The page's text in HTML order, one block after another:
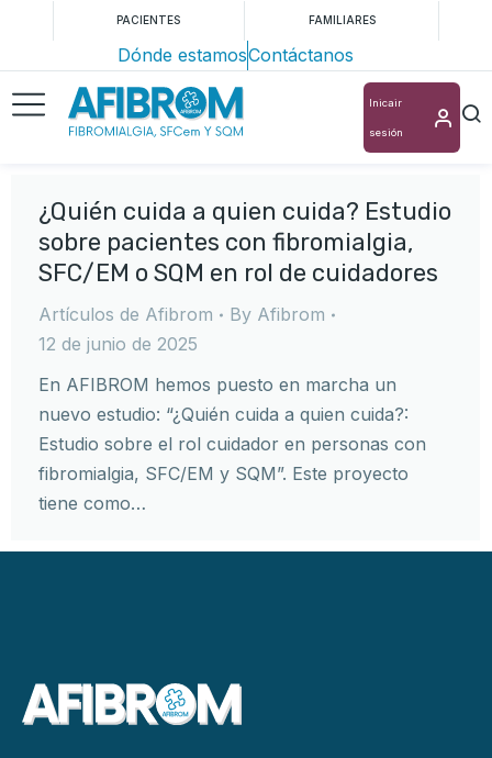
PACIENTES FAMILIARES
Dónde estamosContáctanos
Inicair
sesión
¿Quién cuida a quien cuida? Estudio
sobre pacientes con fibromialgia,
SFC/EM o SQM en rol de cuidadores
Artículos de Afibrom By Afibrom
12 de junio de 2025
En AFIBROM hemos puesto en marcha un
nuevo estudio: “¿Quién cuida a quien cuida?:
Estudio sobre el rol cuidador en personas con
fibromialgia, SFC/EM y SQM”. Este proyecto
tiene como…